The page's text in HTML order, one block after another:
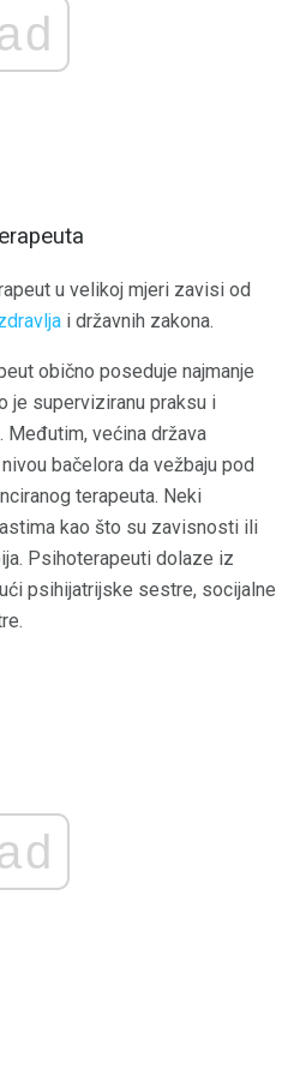
u velikoj mjeri zavisi od
i državnih zakona.
obično poseduje najmanje
je superviziranu praksu i
većina država
bačelora da vežbaju pod
terapeuta. Neki
kao što su zavisnosti ili
Psihoterapeuti dolaze iz
psihijatrijske sestre, socijalne